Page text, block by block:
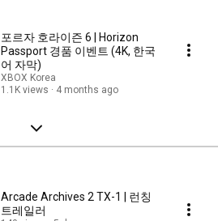
포르자 호라이즌 6 | Horizon
Passport 경품 이벤트 (4K, 한국
어 자막)
XBOX Korea
1.1K views
4 months ago
Arcade Archives 2 TX-1 | 런칭
트레일러